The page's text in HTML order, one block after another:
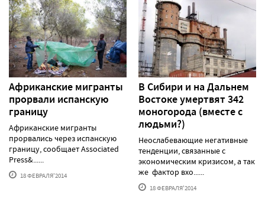
Африканские мигранты
прорвали испанскую
границу
Африканские мигранты
прорвались через испанскую
границу, сообщает Associated
Press&......
18 ФЕВРАЛЯ'2014
В Сибири и на Дальнем
Востоке умертвят 342
моногорода (вместе с
людьми?)
Неослабевающие негативные
тенденции, связанные с
экономическим кризисом, а так
же фактор вхо......
18 ФЕВРАЛЯ'2014